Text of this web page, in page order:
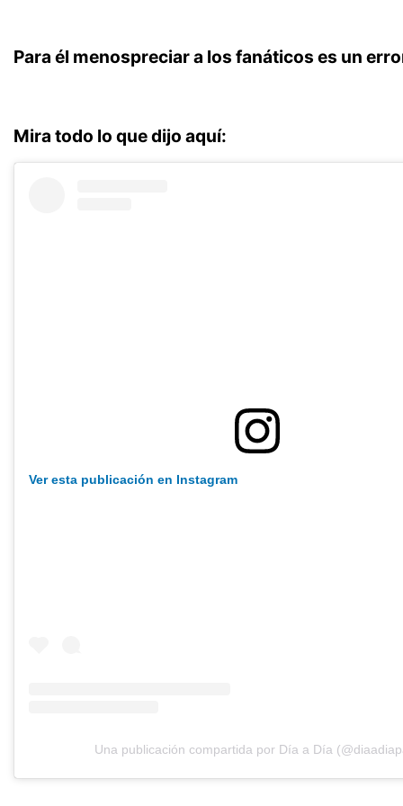
Para él menospreciar a los fanáticos es un
Mira todo lo que dijo aquí:
Ver esta publicación en Instagram
Una publicación compartida por Día a Día